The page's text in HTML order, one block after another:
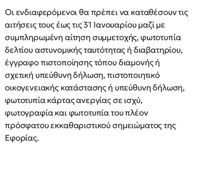
Οι ενδιαφερόμενοι θα πρέπει να καταθέσουν τις
αιτήσεις τους έως τις 31 Ιανουαρίου μαζί με
συμπληρωμένη αίτηση συμμετοχής, φωτοτυπία
δελτίου αστυνομικής ταυτότητας ή διαβατηρίου,
έγγραφο πιστοποίησης τόπου διαμονής ή
σχετική υπεύθυνη δήλωση, πιστοποιητικό
οικογενειακής κατάστασης ή υπεύθυνη δήλωση,
φωτοτυπία κάρτας ανεργίας σε ισχύ,
φωτογραφία και φωτοτυπία του πλέον
πρόσφατου εκκαθαριστικού σημειώματος της
Εφορίας.